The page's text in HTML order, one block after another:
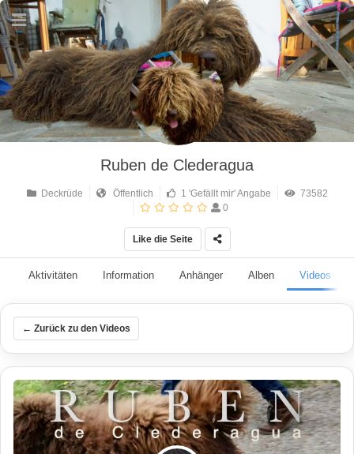
Ruben de Clederagua
Deckrüde Öffentlich 1 'Gefällt mir' Angabe
73582
0
Like die Seite
Aktivitäten Information Anhänger Alben Videos
← Zurück zu den Videos